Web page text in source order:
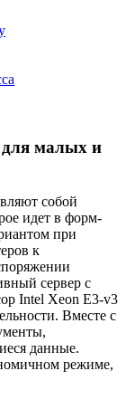
для малых и
собой
идет в форм-
при
к
сервер с
Intel Xeon E3-v3
Вместе с
данные.
режиме,